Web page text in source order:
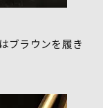
ブラウンを履き